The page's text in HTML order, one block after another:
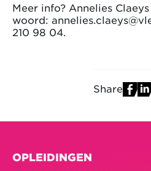
Meer info? Annelies
woord:
210 98 04.
Share
OPLEIDINGEN